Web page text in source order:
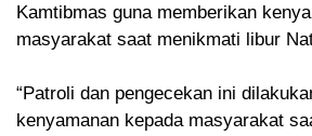
Kamtibmas guna memberikan
masyarakat saat menikmati libur
“Patroli dan pengecekan ini
kenyamanan kepada masyarakat